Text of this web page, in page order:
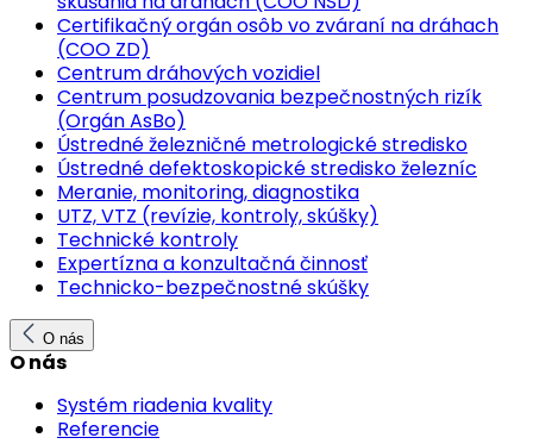
Certifikačný orgán osôb vo zváraní na dráhach
(COO ZD)
Centrum dráhových vozidiel
Centrum posudzovania bezpečnostných rizík
(Orgán AsBo)
Ústredné železničné metrologické stredisko
Ústredné defektoskopické stredisko železníc
Meranie, monitoring, diagnostika
UTZ, VTZ (revízie, kontroly, skúšky)
Technické kontroly
Expertízna a konzultačná činnosť
Technicko-bezpečnostné skúšky
O nás
O nás
Systém riadenia kvality
Referencie